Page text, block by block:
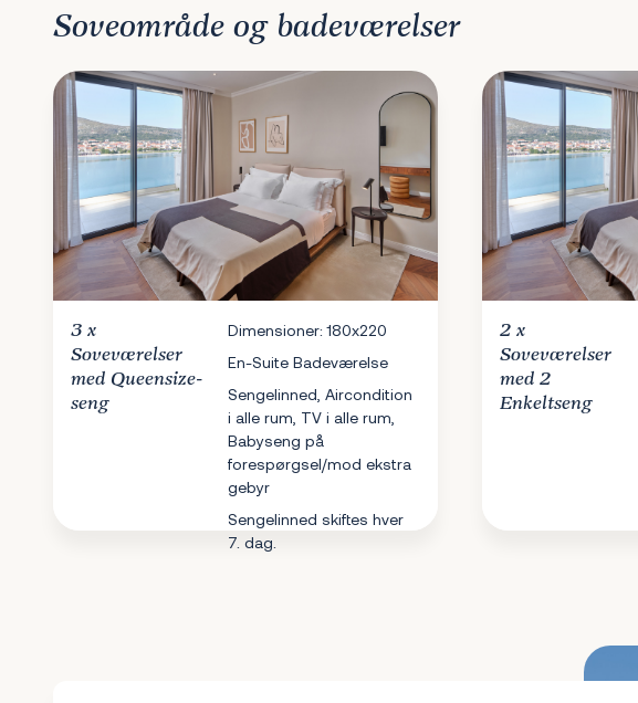
Soveområde og badeværelser
3 x
Soveværelser
med Queensize-
seng
Dimensioner: 180x220
En-Suite Badeværelse
Sengelinned, Aircondition
i alle rum, TV i alle rum,
Babyseng på
forespørgsel/mod ekstra
gebyr
Sengelinned skiftes hver
7. dag.
2 x
Soveværelser
med 2
Enkeltseng